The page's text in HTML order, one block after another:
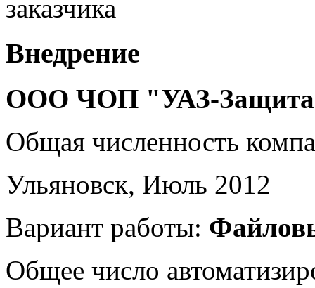
заказчика
Внедрение
ООО ЧОП "УАЗ-
Общая численность
Ульяновск, Июль 2012
Вариант работы:
Общее число